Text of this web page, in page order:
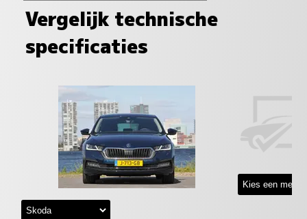
Vergelijk technische
specificaties